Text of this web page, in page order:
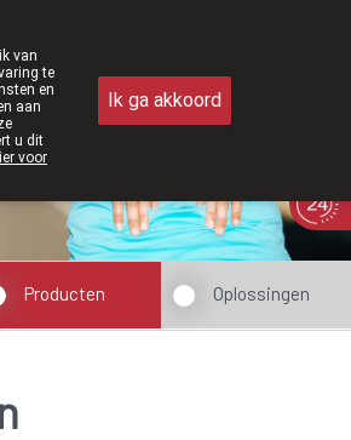
011/610300
Producten Oplossingen
van
te
en
aan
u dit
voor
Ik ga akkoord